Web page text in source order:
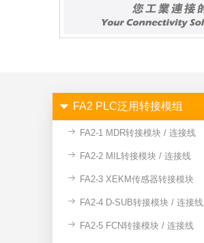
FA2 PLC泛用转接模组
FA2-1 MDR转接模块 / 连接线
FA2-2 MIL转接模块 / 连接线
FA2-3 XEKM传感器转接模块
FA2-4 D-SUB转接模块 / 连接线
FA2-5 FCN转接模块 / 连接线